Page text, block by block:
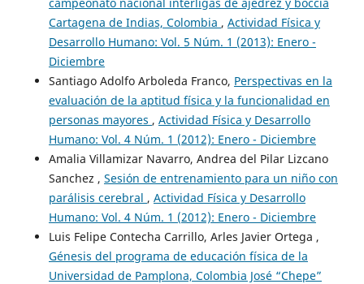
Cartagena de Indias, Colombia , Actividad Física y
Desarrollo Humano: Vol. 5 Núm. 1 (2013): Enero -
Diciembre
Santiago Adolfo Arboleda Franco, Perspectivas en la
evaluación de la aptitud física y la funcionalidad en
personas mayores , Actividad Física y Desarrollo
Humano: Vol. 4 Núm. 1 (2012): Enero - Diciembre
Amalia Villamizar Navarro, Andrea del Pilar Lizcano
Sanchez , Sesión de entrenamiento para un niño con
parálisis cerebral , Actividad Física y Desarrollo
Humano: Vol. 4 Núm. 1 (2012): Enero - Diciembre
Luis Felipe Contecha Carrillo, Arles Javier Ortega ,
Génesis del programa de educación física de la
Universidad de Pamplona, Colombia José “Chepe”